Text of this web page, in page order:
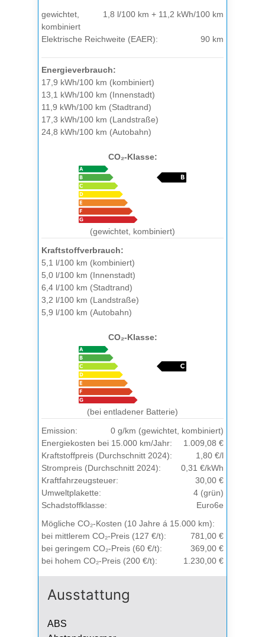
gewichtet,
kombiniert
1,8 l/100 km + 11,2 kWh/100 km
Elektrische Reichweite (EAER): 90 km
Energieverbrauch:
17,9 kWh/100 km (kombiniert)
13,1 kWh/100 km (Innenstadt)
11,9 kWh/100 km (Stadtrand)
17,3 kWh/100 km (Landstraße)
24,8 kWh/100 km (Autobahn)
CO₂-Klasse:
(gewichtet, kombiniert)
Kraftstoffverbrauch:
5,1 l/100 km (kombiniert)
5,0 l/100 km (Innenstadt)
6,4 l/100 km (Stadtrand)
3,2 l/100 km (Landstraße)
5,9 l/100 km (Autobahn)
CO₂-Klasse:
(bei entladener Batterie)
Emission:
0 g/km (gewichtet, kombiniert)
Energiekosten bei 15.000 km/Jahr:
1.009,08 €
Kraftstoffpreis (Durchschnitt 2024):
1,80 €/l
Strompreis (Durchschnitt 2024):
0,31 €/kWh
Kraftfahrzeugsteuer:
30,00 €
Umweltplakette:
4 (grün)
Schadstoffklasse:
Euro6e
Mögliche CO₂-Kosten (10 Jahre á 15.000 km):
bei mittlerem CO₂-Preis (127 €/t):
781,00 €
bei geringem CO₂-Preis (60 €/t):
369,00 €
bei hohem CO₂-Preis (200 €/t):
1.230,00 €
Ausstattung
ABS